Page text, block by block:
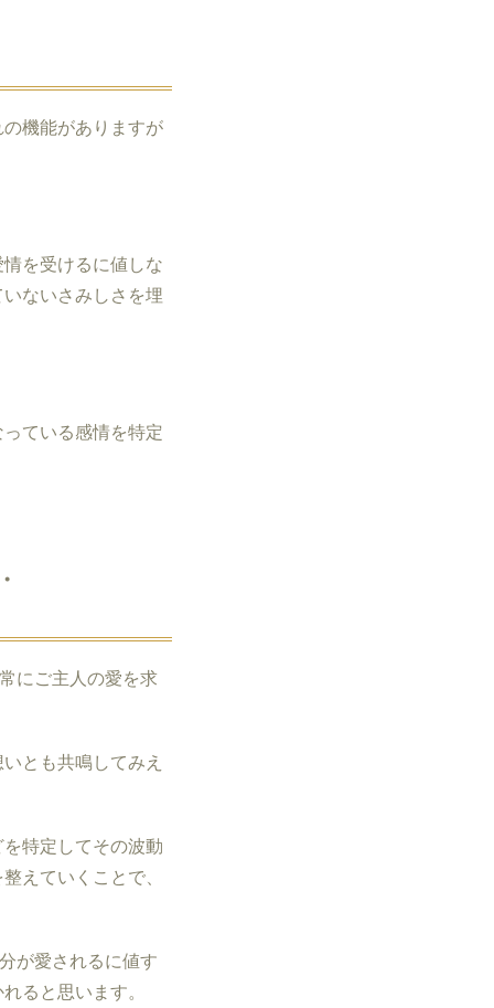
機能がありますが
を受けるに値しな
ないさみしさを埋
ている感情を特定
にご主人の愛を求
とも共鳴してみえ
特定してその波動
えていくことで、
が愛されるに値す
ると思います。